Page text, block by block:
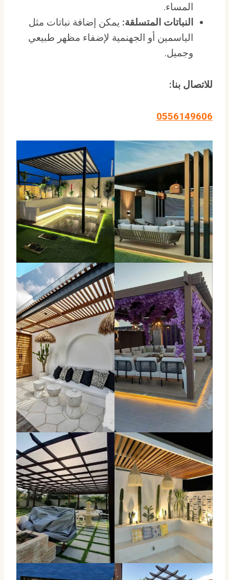
المساء.
النباتات المتسلقة: يمكن إضافة نباتات مثل
الياسمين أو الجهنمية لإضفاء مظهر طبيعي
وجميل.
للاتصال بنا:
0556149606